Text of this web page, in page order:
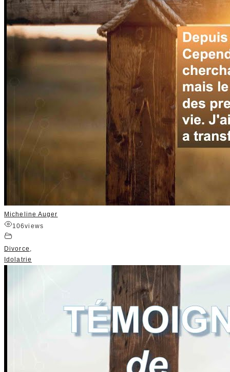
Micheline Auger
106views
Divorce ,
Idolatrie